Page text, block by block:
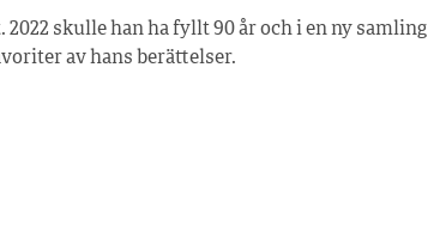
skulle han ha fyllt 90 år och i en ny samling
av hans berättelser.